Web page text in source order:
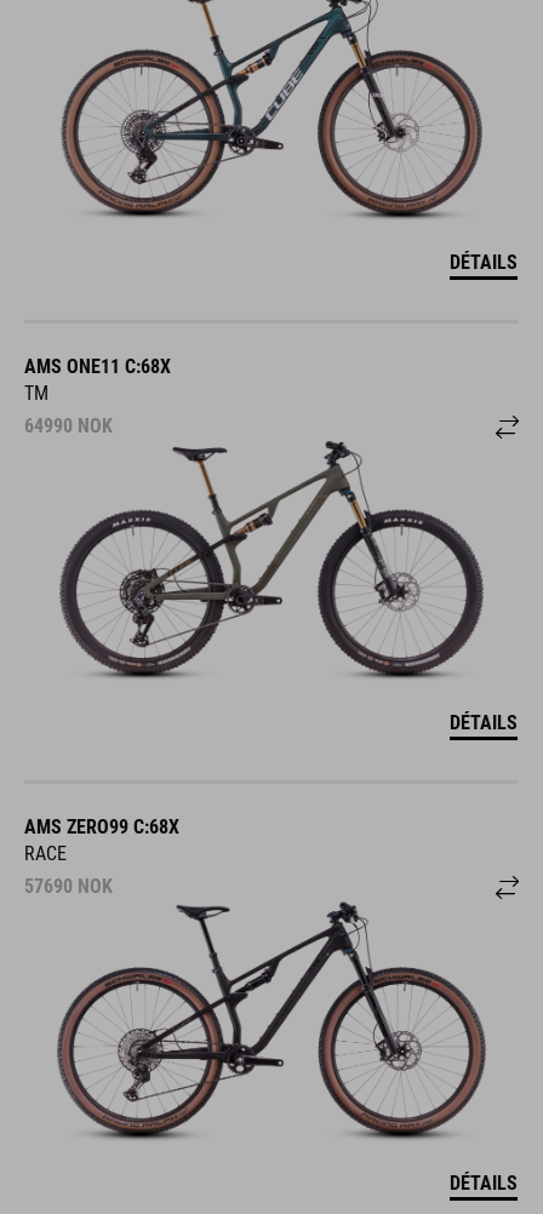
DÉTAILS
AMS ONE11 C:68X
TM
64990 NOK
DÉTAILS
AMS ZERO99 C:68X
RACE
57690 NOK
DÉTAILS